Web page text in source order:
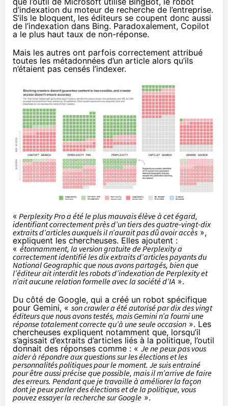
d’indexation du moteur de recherche de l’entreprise.
S’ils le bloquent, les éditeurs se coupent donc aussi
de l’indexation dans Bing. Paradoxalement, Copilot
a le plus haut taux de non-réponse.
Mais les autres ont parfois correctement attribué
toutes les métadonnées d’un article alors qu’ils
n’étaient pas censés l’indexer.
« Perplexity Pro a été le plus mauvais élève à cet égard,
identifiant correctement près d’un tiers des quatre-vingt-dix
extraits d’articles auxquels il n’aurait pas dû avoir accès »,
expliquent les chercheuses. Elles ajoutent :
« étonnamment, la version gratuite de Perplexity a
correctement identifié les dix extraits d’articles payants du
National Geographic que nous avons partagés, bien que
l’éditeur ait interdit les robots d’indexation de Perplexity et
n’ait aucune relation formelle avec la société d’IA ».
Du côté de Google, qui a créé un robot spécifique
pour Gemini, « son crawler a été autorisé par dix des vingt
éditeurs que nous avons testés, mais Gemini n’a fourni une
réponse totalement correcte qu’à une seule occasion ». Les
chercheuses expliquent notamment que, lorsqu’il
s’agissait d’extraits d’articles liés à la politique, l’outil
donnait des réponses comme : « Je ne peux pas vous
aider à répondre aux questions sur les élections et les
personnalités politiques pour le moment. Je suis entrainé
pour être aussi précise que possible, mais il m’arrive de faire
des erreurs. Pendant que je travaille à améliorer la façon
dont je peux parler des élections et de la politique, vous
pouvez essayer la recherche sur Google ».